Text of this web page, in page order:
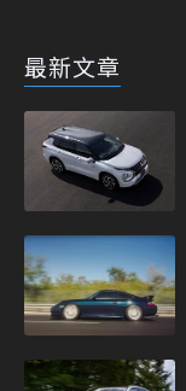
最新文章